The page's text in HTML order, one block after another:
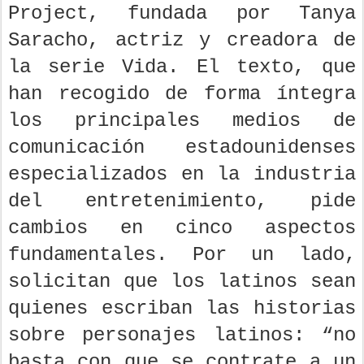
Project, fundada por Tanya
Saracho, actriz y creadora de
la serie Vida. El texto, que
han recogido de forma íntegra
los principales medios de
comunicación estadounidenses
especializados en la industria
del entretenimiento, pide
cambios en cinco aspectos
fundamentales. Por un lado,
solicitan que los latinos sean
quienes escriban las historias
sobre personajes latinos: “no